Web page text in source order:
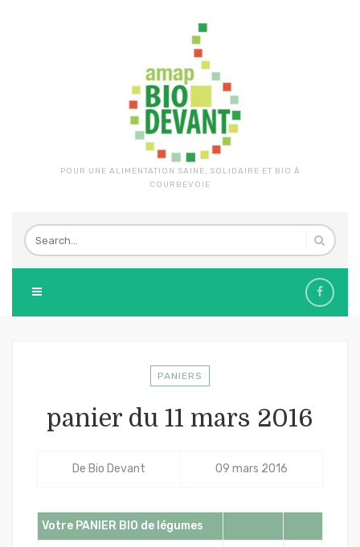
POUR UNE ALIMENTATION SAINE, SOLIDAIRE ET BIO À
COURBEVOIE
PANIERS
panier du 11 mars 2016
De Bio Devant 09 mars 2016
Votre PANIER BIO de légumes